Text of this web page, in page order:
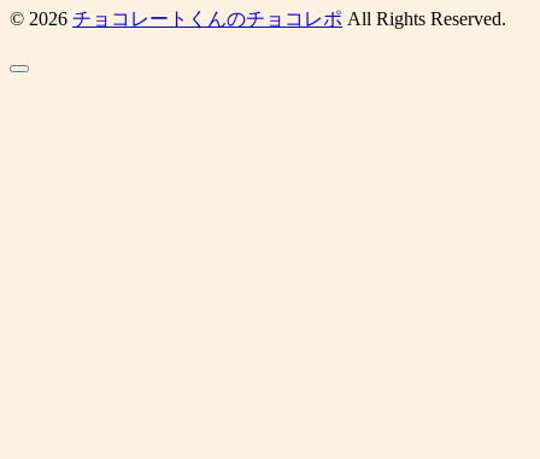
© 2026 チョコレートくんのチョコレポ All Rights Reserved.